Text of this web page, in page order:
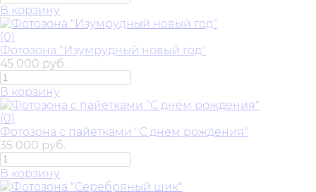
В корзину
(0)
Фотозона "Изумрудный новый год"
45 000 руб.
В корзину
(0)
Фотозона с пайетками "С днем рождения"
35 000 руб.
В корзину